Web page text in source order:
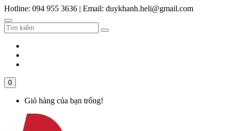
Hotline: 094 955 3636 | Email: duykhanh.heli@gmail.com
0
Giỏ hàng của bạn trống!